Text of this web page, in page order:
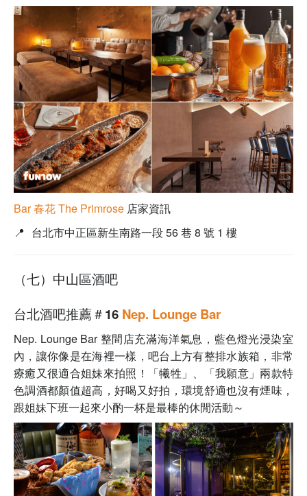
Bar 春花 The Primrose 店家資訊
📍 台北市中正區新生南路一段 56 巷 8 號 1 樓
（七）中山區酒吧
台北酒吧推薦＃16 Nep. Lounge Bar
Nep. Lounge Bar 整間店充滿海洋氣息，藍色燈光浸染室
內，讓你像是在海裡一樣，吧台上方有整排水族箱，非常
療癒又很適合姐妹來拍照！「犧牲」、「我願意」兩款特
色調酒都顏值超高，好喝又好拍，環境舒適也沒有煙味，
跟姐妹下班一起來小酌一杯是最棒的休閒活動～